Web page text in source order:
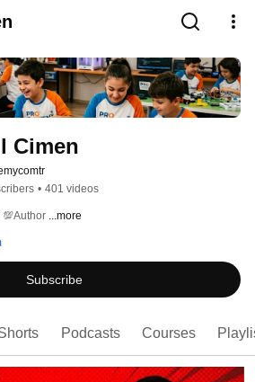
Cimen
• 401 videos
...more
Subscribe
Podcasts Courses